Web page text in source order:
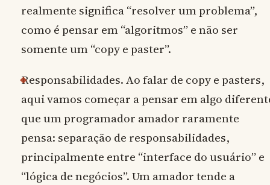
realmente significa “resolver um problema”,
como é pensar em “algoritmos” e não ser
somente um “copy e paster”.
Responsabilidades. Ao falar de copy e pasters,
aqui vamos começar a pensar em algo
que um programador amador raramente
pensa: separação de responsabilidades,
principalmente entre “interface do usuário” e
“lógica de negócios”. Um amador tende a